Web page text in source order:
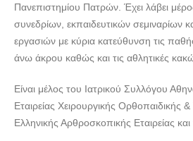
Πανεπιστημίου Πατρών. Έχει λάβει
συνεδρίων, εκπαιδευτικών σεμιναρίων
εργασιών με κύρια κατεύθυνση τις
άνω άκρου καθώς και τις αθλητικές
Είναι μέλος του Ιατρικού Συλλόγου
Εταιρείας Χειρουργικής Ορθοπαιδικής
Ελληνικής Αρθροσκοπικής Εταιρείας